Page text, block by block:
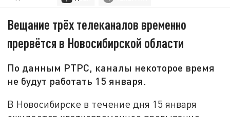
Вещание трёх телеканалов временно
прервётся в Новосибирской области
По данным РТРС, каналы некоторое время
не будут работать 15 января.
В Новосибирске в течение дня 15 января